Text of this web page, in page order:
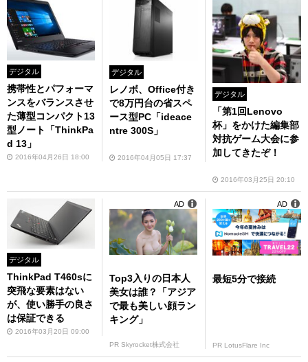
デジタル
携帯性とパフォーマ
ンスをバランスさせ
た薄型コンパクト13
型ノート「ThinkPa
d 13」
2016年04月26日 18:00
デジタル
レノボ、Office付き
で8万円台の省スペ
ース型PC「ideace
ntre 300S」
2016年04月05日 17:37
デジタル
「第1回Lenovo
杯」をかけた編集部
対抗ゲーム大会に参
加してきたぞ！
2016年03月25日 20:10
デジタル
ThinkPad T460sに
突飛な要素はない
が、使い勝手の良さ
は保証できる
2016年03月20日 09:00
Top3入りの日本人
美女は誰？「アジア
で最も美しい顔ラン
キング」
PR Skyrocket株式会社
AD
最短5分で接続
PR LotusFlare Inc
AD